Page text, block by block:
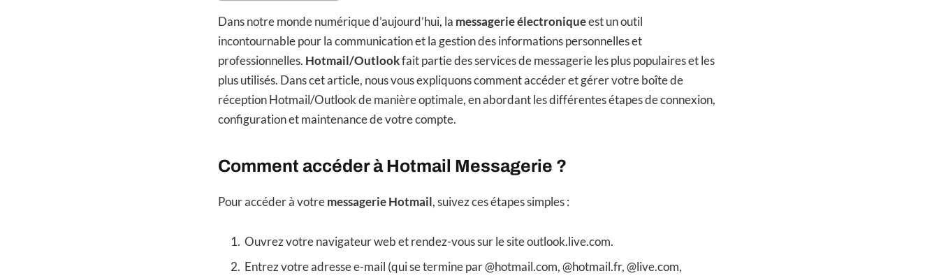
Dans notre monde numérique d’aujourd’hui, la messagerie électroniqueest un outil
incontournable pour la communication et la gestion des informations personnelles et
professionnelles. Hotmail/Outlookfait partie des services de messagerie les plus populaires et les
plus utilisés. Dans cet article, nous vous expliquons comment accéder et gérer votre boîte de
réception Hotmail/Outlook de manière optimale, en abordant les différentes étapes de connexion,
configuration et maintenance de votre compte.
Comment accéder à Hotmail Messagerie ?
Pour accéder à votre messagerie Hotmail, suivez ces étapes simples :
Ouvrez votre navigateur web et rendez-vous sur le site outlook.live.com.
Entrez votre adresse e-mail (qui se termine par @hotmail.com, @hotmail.fr, @live.com,